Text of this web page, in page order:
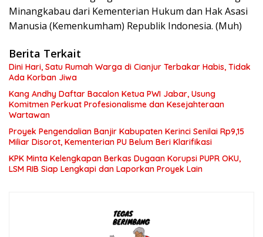
Minangkabau dari Kementerian Hukum dan Hak Asasi
Manusia (Kemenkumham) Republik Indonesia. (Muh)
Berita Terkait
Dini Hari, Satu Rumah Warga di Cianjur Terbakar Habis, Tidak
Ada Korban Jiwa
Kang Andhy Daftar Bacalon Ketua PWI Jabar, Usung
Komitmen Perkuat Profesionalisme dan Kesejahteraan
Wartawan
Proyek Pengendalian Banjir Kabupaten Kerinci Senilai Rp9,15
Miliar Disorot, Kementerian PU Belum Beri Klarifikasi
KPK Minta Kelengkapan Berkas Dugaan Korupsi PUPR OKU,
LSM RIB Siap Lengkapi dan Laporkan Proyek Lain